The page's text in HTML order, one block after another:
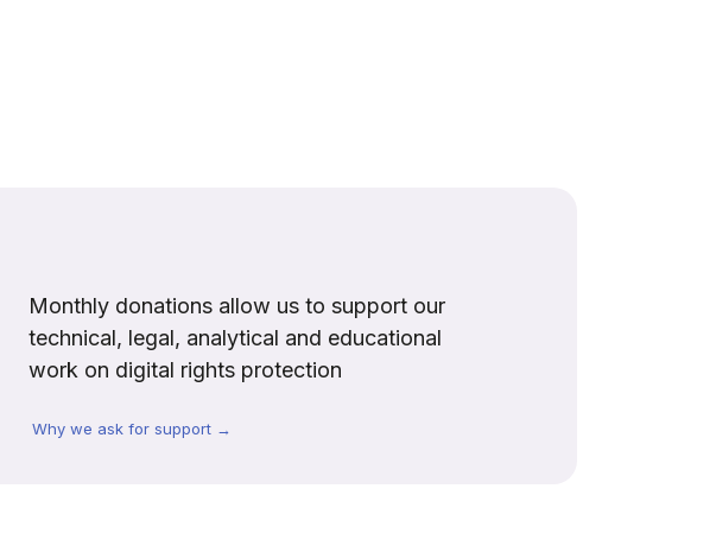
Monthly donations allow us to support our
technical, legal, analytical and educational
work on digital rights protection
Why we ask for support →